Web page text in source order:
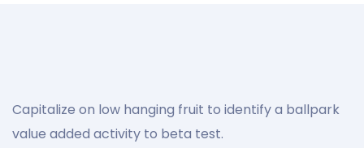
Capitalize on low hanging fruit to identify a ballpark
value added activity to beta test.